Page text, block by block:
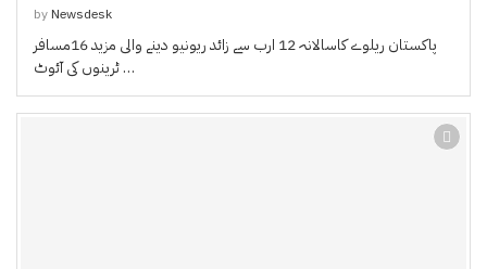
by Newsdesk
پاکستان ریلوے کاسالانہ 12 ارب سے زائد ریونیو دینے والی مزید 16مسافر
ٹرینوں کی آئوٹ …